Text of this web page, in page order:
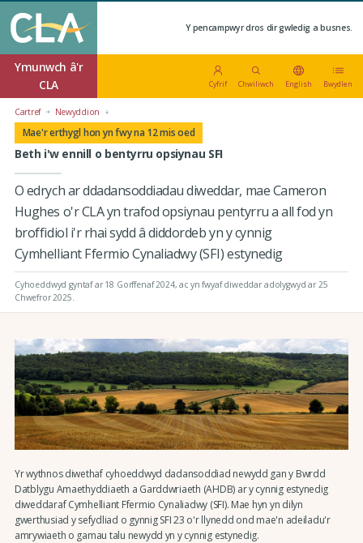
Y pencampwyr dros dir gwledig a busnes.
Ymunwch â'r
CLA
Cyfrif Chwiliwch English Bwydlen
Cartref Newyddion
Mae'r erthygl hon yn fwy na 12 mis oed
Beth i'w ennill o bentyrru opsiynau SFI
O edrych ar ddadansoddiadau diweddar, mae Cameron
Hughes o'r CLA yn trafod opsiynau pentyrru a all fod yn
broffidiol i'r rhai sydd â diddordeb yn y cynnig
Cymhelliant Ffermio Cynaliadwy (SFI) estynedig
Cyhoeddwyd gyntaf ar 18 Gorffenaf 2024, ac yn fwyaf diweddar adolygwyd ar 25
Chwefror 2025.
Yr wythnos diwethaf cyhoeddwyd dadansoddiad newydd gan y Bwrdd
Datblygu Amaethyddiaeth a Garddwriaeth (AHDB) ar y cynnig estynedig
diweddaraf Cymhelliant Ffermio Cynaliadwy (SFI). Mae hyn yn dilyn
gwerthusiad y sefydliad o gynnig SFI 23 o'r llynedd ond mae'n adeiladu'r
amrywiaeth o gamau talu newydd yn y cynnig estynedig.